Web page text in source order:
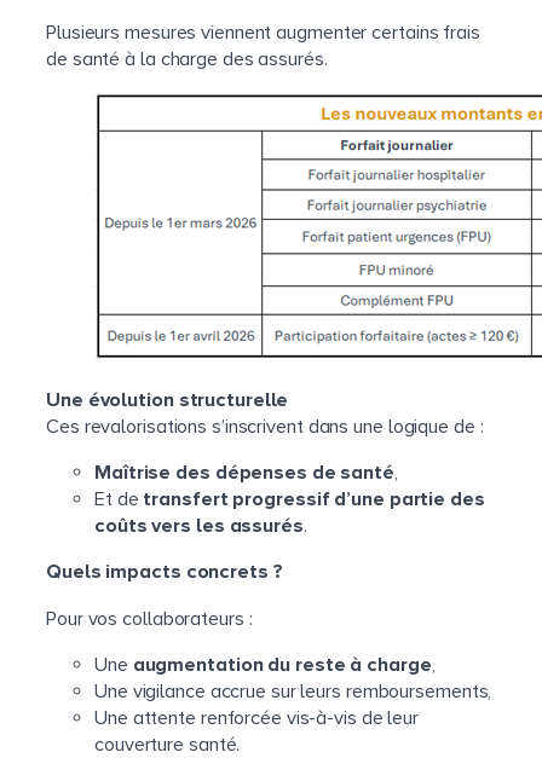
Plusieurs mesures viennent augmenter certains frais
de santé à la charge des assurés.
Une évolution structurelle
Ces revalorisations s’inscrivent dans une logique de :
Maîtrise des dépenses de santé,
Et de transfert progressif d’une partie des
coûts vers les assurés.
Quels impacts concrets ?
Pour vos collaborateurs :
Une augmentation du reste à charge,
Une vigilance accrue sur leurs remboursements,
Une attente renforcée vis-à-vis de leur
couverture santé.